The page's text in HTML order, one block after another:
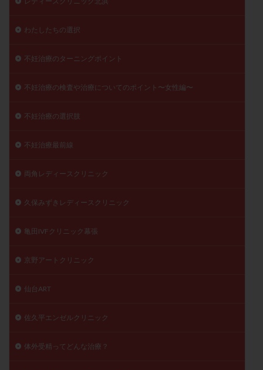
わたしたちの選択
不妊治療のターニングポイント
不妊治療の検査や治療についてのポイント〜女性編〜
不妊治療の選択肢
不妊治療最前線
両角レディースクリニック
久保みずきレディースクリニック
亀田IVFクリニック幕張
京野アートクリニック
仙台ART
佐久平エンゼルクリニック
体外受精ってどんな治療？